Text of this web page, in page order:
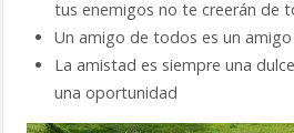
tus enemigos no te creerán de
Un amigo de todos es un
La amistad es siempre una
una oportunidad